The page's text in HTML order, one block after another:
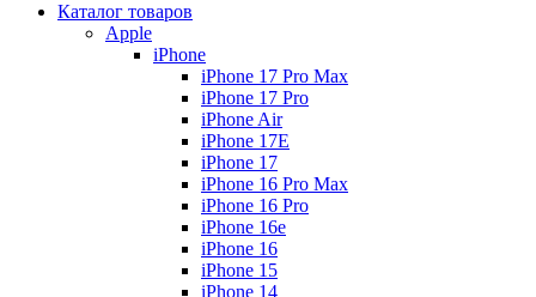
Каталог товаров
Apple
iPhone
iPhone 17 Pro Max
iPhone 17 Pro
iPhone Air
iPhone 17E
iPhone 17
iPhone 16 Pro Max
iPhone 16 Pro
iPhone 16e
iPhone 16
iPhone 15
iPhone 14